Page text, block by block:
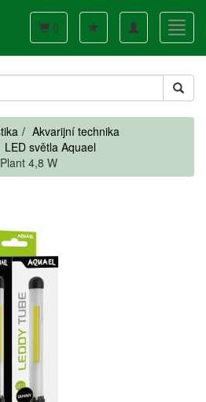
Toggle
navigation
0
Akvarijní technika
LED světla Aquael
4,8 W